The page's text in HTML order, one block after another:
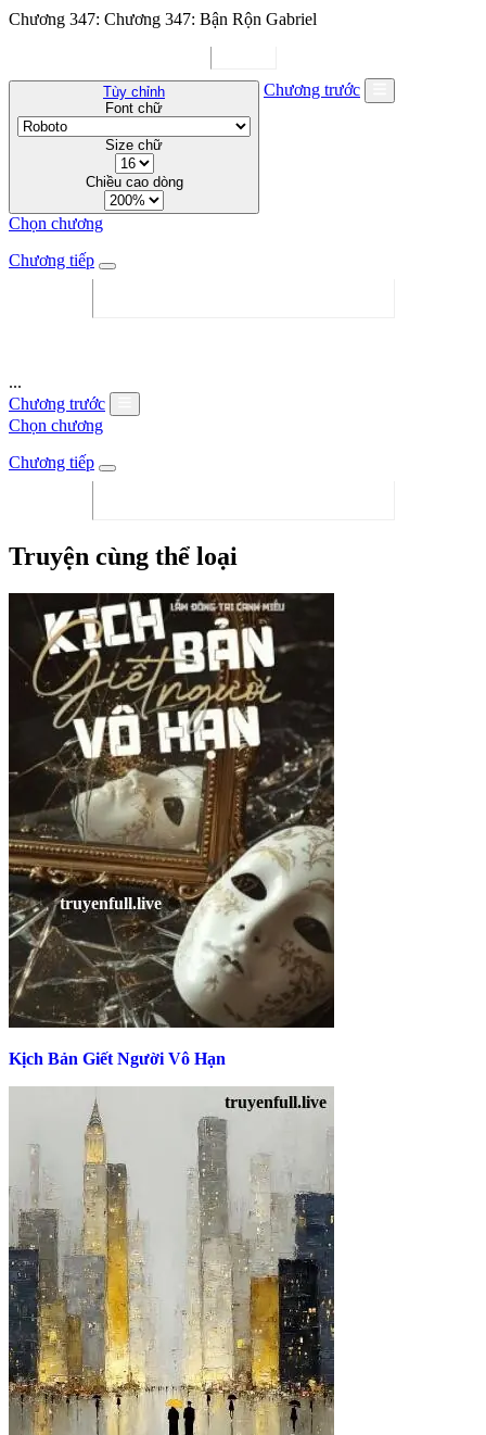
Chương 347: Chương 347: Bận Rộn Gabriel
Tùy chỉnh
Font chữ
Size chữ
Chiều cao dòng
Chương trước
Chọn chương
Chương tiếp
...
Chương trước
Chọn chương
Chương tiếp
Truyện cùng thể loại
Kịch Bản Giết Người Vô Hạn